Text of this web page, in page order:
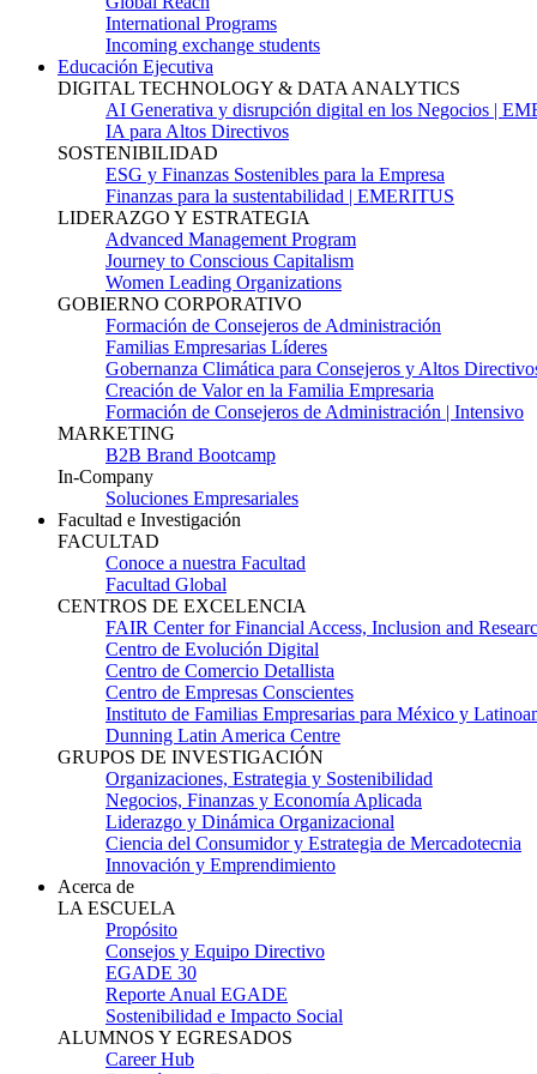
International Programs
Incoming exchange students
Educación Ejecutiva
DIGITAL TECHNOLOGY & DATA ANALYTICS
AI Generativa y disrupción digital en los Negocios |
IA para Altos Directivos
SOSTENIBILIDAD
ESG y Finanzas Sostenibles para la Empresa
Finanzas para la sustentabilidad | EMERITUS
LIDERAZGO Y ESTRATEGIA
Advanced Management Program
Journey to Conscious Capitalism
Women Leading Organizations
GOBIERNO CORPORATIVO
Formación de Consejeros de Administración
Familias Empresarias Líderes
Gobernanza Climática para Consejeros y Altos
Creación de Valor en la Familia Empresaria
Formación de Consejeros de Administración | Intensivo
MARKETING
B2B Brand Bootcamp
In-Company
Soluciones Empresariales
Facultad e Investigación
FACULTAD
Conoce a nuestra Facultad
Facultad Global
CENTROS DE EXCELENCIA
FAIR Center for Financial Access, Inclusion and
Centro de Evolución Digital
Centro de Comercio Detallista
Centro de Empresas Conscientes
Instituto de Familias Empresarias para México y
Dunning Latin America Centre
GRUPOS DE INVESTIGACIÓN
Organizaciones, Estrategia y Sostenibilidad
Negocios, Finanzas y Economía Aplicada
Liderazgo y Dinámica Organizacional
Ciencia del Consumidor y Estrategia de Mercadotecnia
Innovación y Emprendimiento
Acerca de
LA ESCUELA
Propósito
Consejos y Equipo Directivo
EGADE 30
Reporte Anual EGADE
Sostenibilidad e Impacto Social
ALUMNOS Y EGRESADOS
Career Hub